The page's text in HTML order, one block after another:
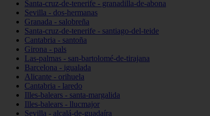
Santa-cruz-de-tenerife - granadilla-de-abona
Sevilla - dos-hermanas
Granada - salobreña
Santa-cruz-de-tenerife - santiago-del-teide
Cantabria - santoña
Girona - pals
Las-palmas - san-bartolomé-de-tirajana
Barcelona - igualada
Alicante - orihuela
Cantabria - laredo
Illes-balears - santa-margalida
Illes-balears - llucmajor
Sevilla - alcalá-de-guadaíra